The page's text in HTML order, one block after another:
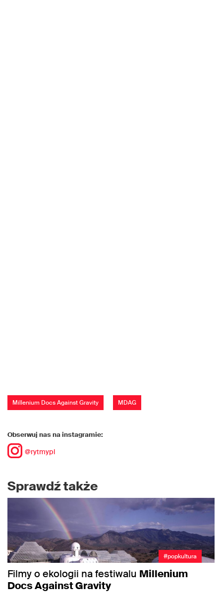
Millenium Docs Against Gravity MDAG
Obserwuj nas na instagramie:
@rytmypl
Sprawdź także
#popkultura
Filmy o ekologii na festiwalu Millenium
Docs Against Gravity